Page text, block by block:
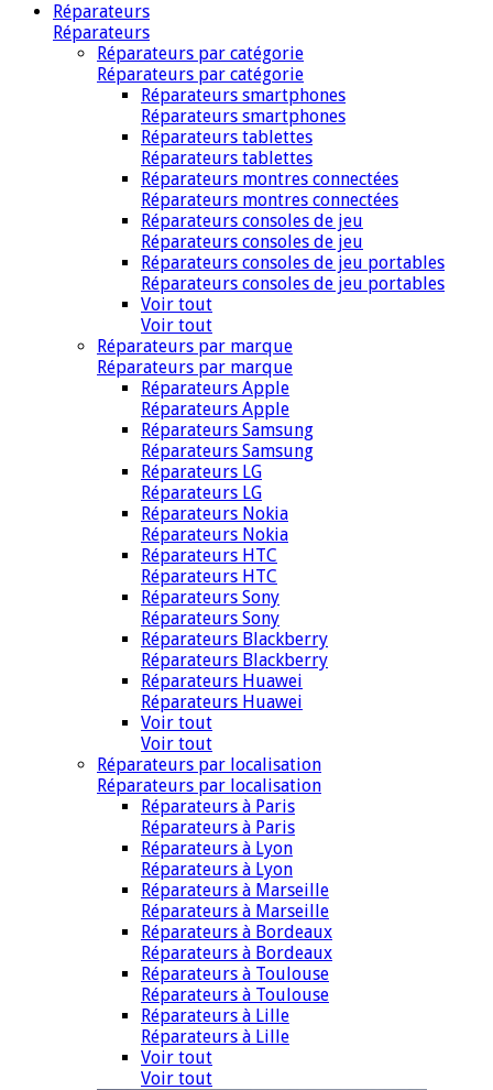
Réparateurs
Réparateurs
Réparateurs par catégorie
Réparateurs par catégorie
Réparateurs smartphones
Réparateurs smartphones
Réparateurs tablettes
Réparateurs tablettes
Réparateurs montres connectées
Réparateurs montres connectées
Réparateurs consoles de jeu
Réparateurs consoles de jeu
Réparateurs consoles de jeu portables
Réparateurs consoles de jeu portables
Voir tout
Voir tout
Réparateurs par marque
Réparateurs par marque
Réparateurs Apple
Réparateurs Apple
Réparateurs Samsung
Réparateurs Samsung
Réparateurs LG
Réparateurs LG
Réparateurs Nokia
Réparateurs Nokia
Réparateurs HTC
Réparateurs HTC
Réparateurs Sony
Réparateurs Sony
Réparateurs Blackberry
Réparateurs Blackberry
Réparateurs Huawei
Réparateurs Huawei
Voir tout
Voir tout
Réparateurs par localisation
Réparateurs par localisation
Réparateurs à Paris
Réparateurs à Paris
Réparateurs à Lyon
Réparateurs à Lyon
Réparateurs à Marseille
Réparateurs à Marseille
Réparateurs à Bordeaux
Réparateurs à Bordeaux
Réparateurs à Toulouse
Réparateurs à Toulouse
Réparateurs à Lille
Réparateurs à Lille
Voir tout
Voir tout